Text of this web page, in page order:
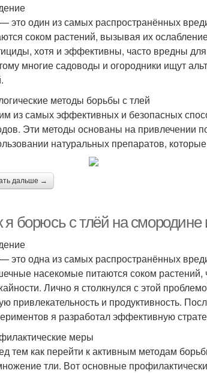
это один из самых распространённых
соком растений, вызывая их
хотя и эффективны, часто вредны
многие садоводы и огородники ищут
методы борьбы с тлей
из самых эффективных и безопасных
Эти методы основаны на привлечении
натуральных препаратов,
дальше →
я борюсь с тлёй на
это одна из самых распространённых
насекомые питаются соком
Лично я столкнулся с этой
привлекательность и продуктивность.
я разработал эффективную
меры
тем как перейти к активным методам
тли. Вот основные